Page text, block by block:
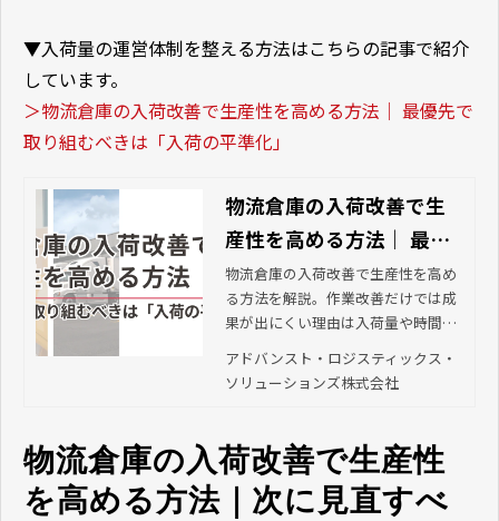
▼入荷量の運営体制を整える方法はこちらの記事で紹介
しています。
＞物流倉庫の入荷改善で生産性を高める方法｜ 最優先で
取り組むべきは「入荷の平準化」
物流倉庫の入荷改善で生
産性を高める方法｜ 最優
先で取り組むべきは「入
荷の平準化」 | アドバンス
ト・ロジスティックス・
ソリューションズ株式会
物流倉庫の入荷改善で生産性を高め
る方法を解説。作業改善だけでは成
果が出にくい理由は入荷量や時間帯
き入荷の平準化の考え方と進め方を
紹介します。
アドバンスト・ロジスティックス・
ソリューションズ株式会社
物流倉庫の入荷改善で生産性
を高める方法｜次に見直すべ